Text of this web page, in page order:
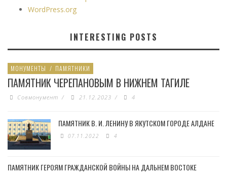
WordPress.org
INTERESTING POSTS
МОНУМЕНТЫ / ПАМЯТНИКИ
ПАМЯТНИК ЧЕРЕПАНОВЫМ В НИЖНЕМ ТАГИЛЕ
Совмонумент / 21.12.2023 / 4
ПАМЯТНИК В. И. ЛЕНИНУ В ЯКУТСКОМ ГОРОДЕ АЛДАНЕ
07.11.2022 4
ПАМЯТНИК ГЕРОЯМ ГРАЖДАНСКОЙ ВОЙНЫ НА ДАЛЬНЕМ ВОСТОКЕ